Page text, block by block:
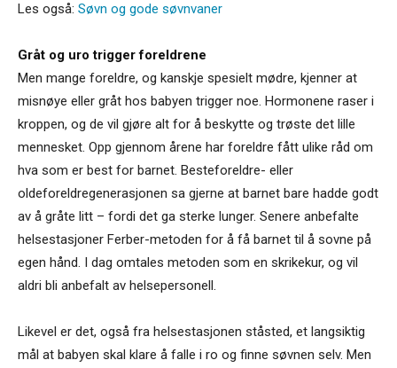
Les også: Søvn og gode søvnvaner
Gråt og uro trigger foreldrene
Men mange foreldre, og kanskje spesielt mødre, kjenner at
misnøye eller gråt hos babyen trigger noe. Hormonene raser i
kroppen, og de vil gjøre alt for å beskytte og trøste det lille
mennesket. Opp gjennom årene har foreldre fått ulike råd om
hva som er best for barnet. Besteforeldre- eller
oldeforeldregenerasjonen sa gjerne at barnet bare hadde godt
av å gråte litt – fordi det ga sterke lunger. Senere anbefalte
helsestasjoner Ferber-metoden for å få barnet til å sovne på
egen hånd. I dag omtales metoden som en skrikekur, og vil
aldri bli anbefalt av helsepersonell.
Likevel er det, også fra helsestasjonen ståsted, et langsiktig
mål at babyen skal klare å falle i ro og finne søvnen selv. Men